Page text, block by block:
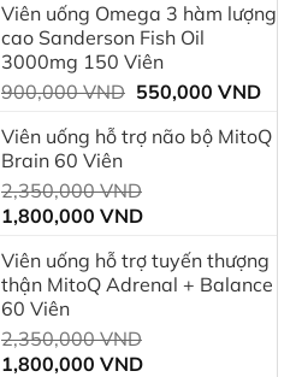
là:
750,000 VND.
tại
Viên uống Omega 3 hàm lượng
cao Sanderson Fish Oil
3000mg 150 Viên
900,000VND Giá
là:
550,000 VNDGiá
tại
Viên uống hỗ trợ não bộ MitoQ
Brain 60 Viên
2,350,000VND
2,350,000 VND.
1,800,000 VNDGiá
tại
là:
Viên uống hỗ trợ tuyến thượng
thận MitoQ Adrenal + Balance
60 Viên
2,350,000VND
1,800,000 VNDGiá